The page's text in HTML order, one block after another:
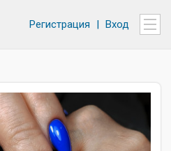
Регистрация | Вход